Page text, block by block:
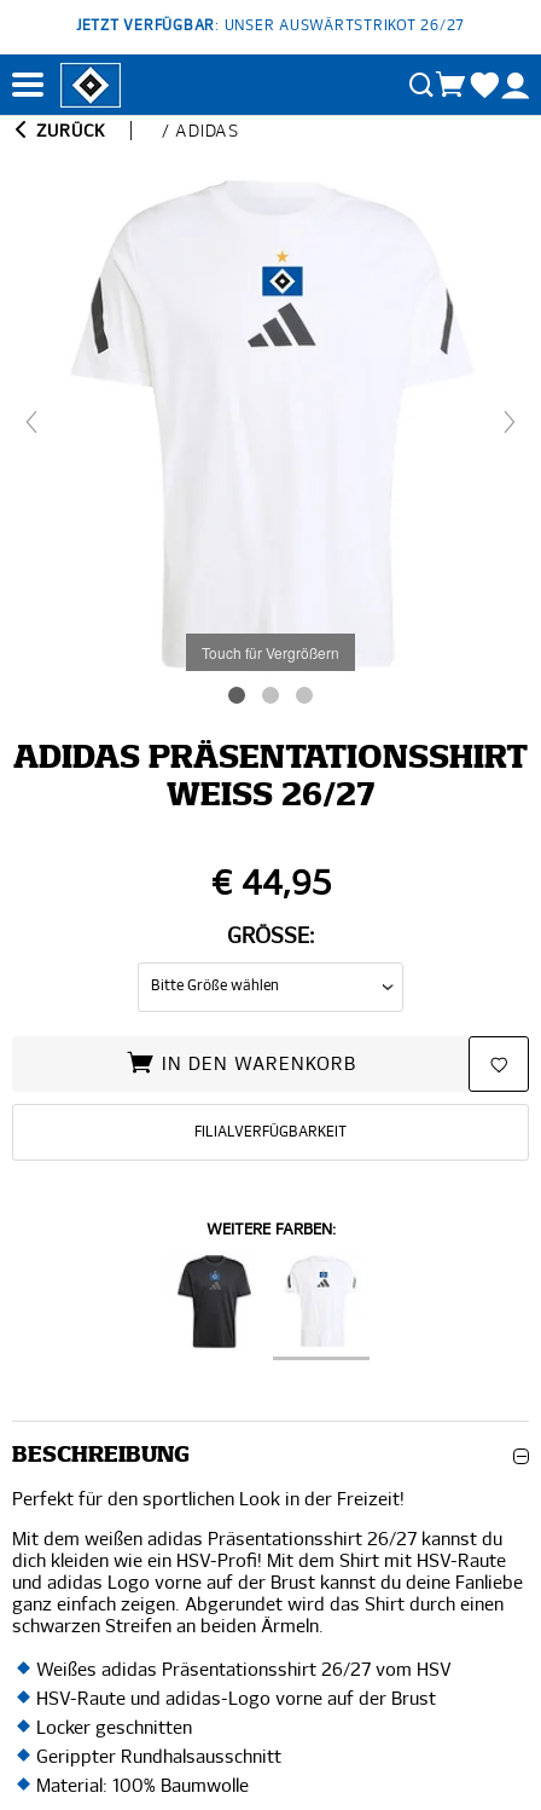
JETZT VERFÜGBAR: UNSER AUSWÄRTSTRIKOT 26/27
ZURÜCK /ADIDAS
Touch für Vergrößern
ADIDAS PRÄSENTATIONSSHIRT
WEISS 26/27
€ 44,95
GRÖSSE:
IN DEN WARENKORB
FILIALVERFÜGBARKEIT
WEITERE FARBEN:
BESCHREIBUNG
Perfekt für den sportlichen Look in der Freizeit!
Mit dem weißen adidas Präsentationsshirt 26/27 kannst du
dich kleiden wie ein HSV-Profi! Mit dem Shirt mit HSV-Raute
und adidas Logo vorne auf der Brust kannst du deine Fanliebe
ganz einfach zeigen. Abgerundet wird das Shirt durch einen
schwarzen Streifen an beiden Ärmeln.
Weißes adidas Präsentationsshirt 26/27 vom HSV
HSV-Raute und adidas-Logo vorne auf der Brust
Locker geschnitten
Gerippter Rundhalsausschnitt
Material: 100% Baumwolle